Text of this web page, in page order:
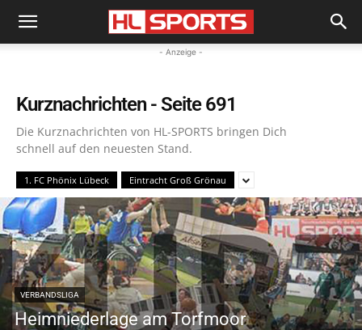
- Anzeige -
Kurznachrichten - Seite 691
Die Kurznachrichten von HL-SPORTS bringen Dich
schnell auf den neuesten Stand.
1. FC Phönix Lübeck Eintracht Groß Grönau
VERBANDSLIGA
Heimniederlage am Torfmoor